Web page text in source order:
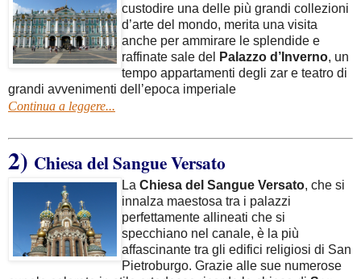
custodire una delle più grandi collezioni
d’arte del mondo, merita una visita
anche per ammirare le splendide e
raffinate sale del
Palazzo d’Inverno, un
tempo appartamenti degli zar e teatro di
grandi avvenimenti dell’epoca imperiale
Continua a leggere...
2) Chiesa del Sangue Versato
La Chiesa del Sangue Versato, che si
innalza maestosa tra i palazzi
perfettamente allineati che si
specchiano nel canale, è la più
affascinante tra gli edifici religiosi di San
Pietroburgo. Grazie alle sue numerose